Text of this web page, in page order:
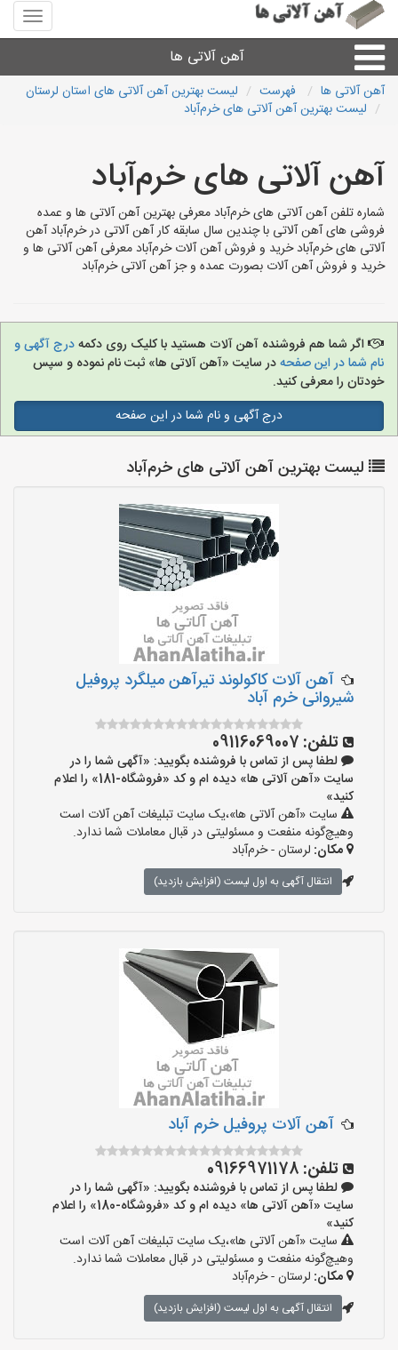
منوی
سایت
آلاتی
ها
آهن آلاتی ها
میلگرد نبشی،مفتول
لوله و اتصالات
سایر آهن آلات
آهن آلاتی های شهرها
آهن آلاتی ها فهرست
لیست بهترین آهن آلاتی های استان لرستان
لیست بهترین آهن آلاتی های خرم‌آباد
آهن آلاتی های خرم‌آباد
شماره تلفن آهن آلاتی های خرم‌آباد معرفی بهترین آهن آلاتی ها و عمده
فروشی های آهن آلاتی با چندین سال سابقه کار آهن آلاتی در خرم‌آباد آهن
آلاتی های خرم‌آباد خرید و فروش آهن آلات خرم‌آباد معرفی آهن آلاتی ها و
خرید و فروش آهن آلات بصورت عمده و جز آهن آلاتی خرم‌آباد
اگر شما هم فروشنده آهن آلات هستید با کلیک روی دکمهدرج آگهی و
نام شما در این صفحهدر سایت «آهن آلاتی ها» ثبت نام نموده و سپس
خودتان را معرفی کنید.
درج آگهی و نام شما در این صفحه
لیست بهترین آهن آلاتی های خرم‌آباد
آهن آلات کاکولوند تیرآهن میلگرد پروفیل
شیروانی خرم آباد
تلفن: 09116069007
لطفا پس از تماس با فروشنده بگویید: «آگهی شما را در
سایت «آهن آلاتی ها» دیده ام و کد «فروشگاه-181» را اعلام
کنید»
سایت «آهن آلاتی ها»،یک سایت تبلیغات آهن آلات است
وهیچ‌گونه منفعت و مسئولیتی در قبال معاملات شما ندارد.
مکان: لرستان - خرم‌آباد
انتقال آگهی به اول لیست (افزایش بازدید)
آهن آلات پروفیل خرم آباد
تلفن: 09166971178
لطفا پس از تماس با فروشنده بگویید: «آگهی شما را در
سایت «آهن آلاتی ها» دیده ام و کد «فروشگاه-180» را اعلام
کنید»
سایت «آهن آلاتی ها»،یک سایت تبلیغات آهن آلات است
وهیچ‌گونه منفعت و مسئولیتی در قبال معاملات شما ندارد.
مکان: لرستان - خرم‌آباد
انتقال آگهی به اول لیست (افزایش بازدید)